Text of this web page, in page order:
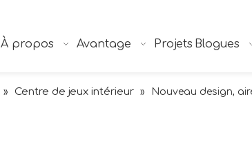
À propos Avantage Projets Blogues
» Centre de jeux intérieur »
Nouveau design,